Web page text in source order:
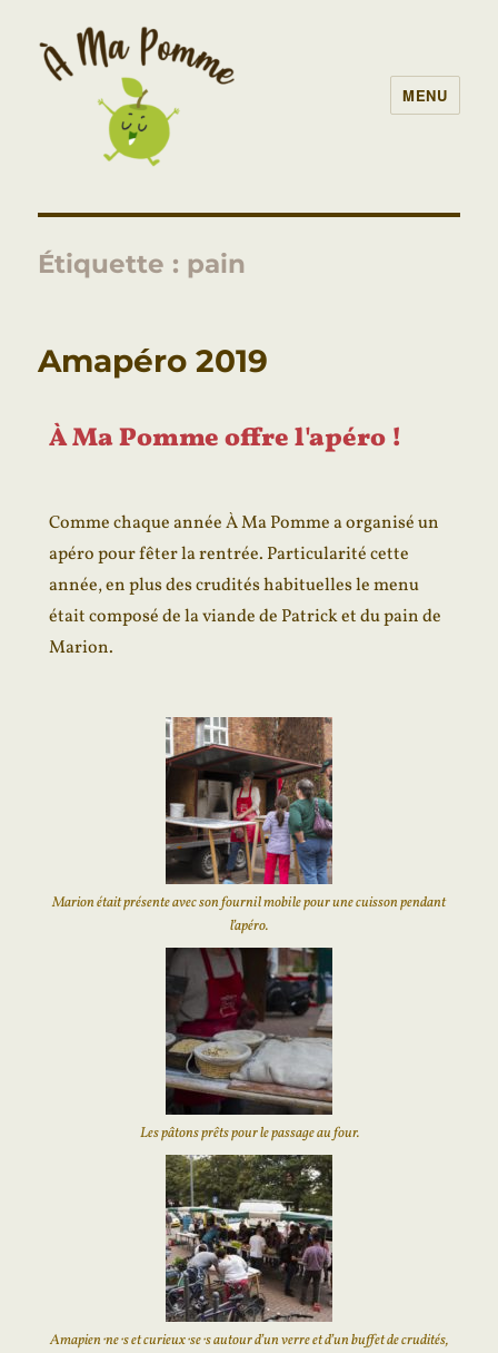
MENU
Étiquette : pain
Amapéro 2019
À Ma Pomme offre l'apéro !
Comme chaque année À Ma Pomme a organisé un
apéro pour fêter la rentrée. Particularité cette
année, en plus des crudités habituelles le menu
était composé de la viande de Patrick et du pain de
Marion.
Marion était présente avec son fournil mobile pour une cuisson pendant
l’apéro.
Les pâtons prêts pour le passage au four.
Amapien⋅ne⋅s et curieux⋅se⋅s autour d’un verre et d’un buffet de crudités,